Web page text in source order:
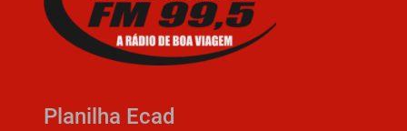
Planilha Ecad